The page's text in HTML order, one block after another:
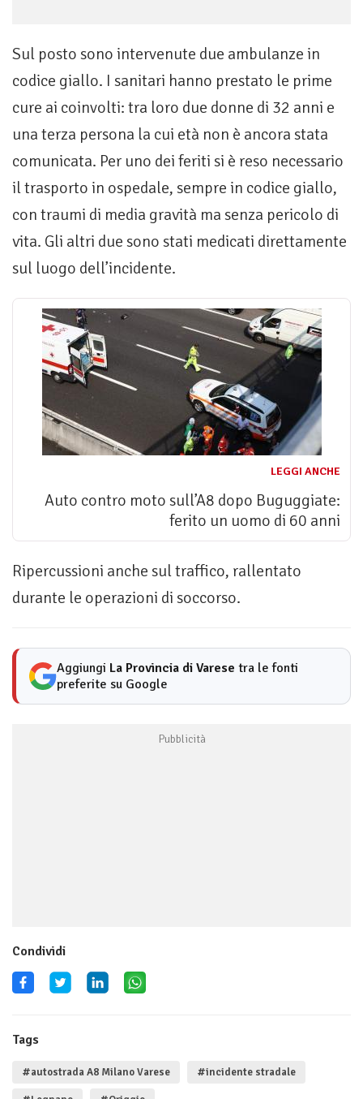
Sul posto sono intervenute due ambulanze in
codice giallo. I sanitari hanno prestato le prime
cure ai coinvolti: tra loro due donne di 32 anni e
una terza persona la cui età non è ancora stata
comunicata. Per uno dei feriti si è reso necessario
il trasporto in ospedale, sempre in codice giallo,
con traumi di media gravità ma senza pericolo di
vita. Gli altri due sono stati medicati direttamente
sul luogo dell’incidente.
LEGGI ANCHE
Auto contro moto sull’A8 dopo Buguggiate:
ferito un uomo di 60 anni
Ripercussioni anche sul traffico, rallentato
durante le operazioni di soccorso.
Aggiungi La Provincia di Varese tra le fonti
preferite su Google
Condividi
Tags
#autostrada A8 Milano Varese #incidente stradale